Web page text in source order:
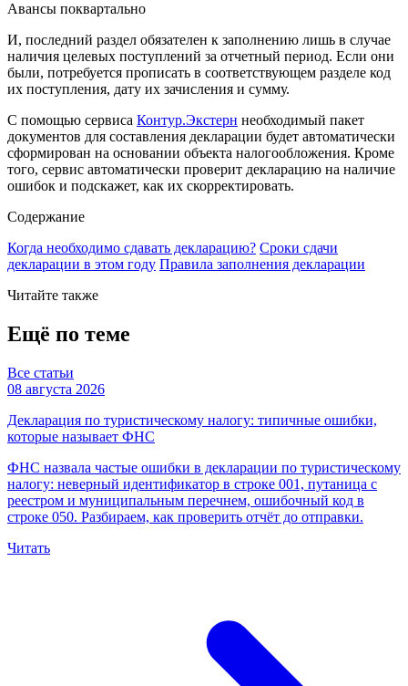
Авансы поквартально
И, последний раздел обязателен к заполнению лишь в случае
наличия целевых поступлений за отчетный период. Если они
были, потребуется прописать в соответствующем разделе код
их поступления, дату их зачисления и сумму.
С помощью сервиса Контур.Экстерн необходимый пакет
документов для составления декларации будет автоматически
сформирован на основании объекта налогообложения. Кроме
того, сервис автоматически проверит декларацию на наличие
ошибок и подскажет, как их скорректировать.
Содержание
Когда необходимо сдавать декларацию? Сроки сдачи
декларации в этом году Правила заполнения декларации
Читайте также
Ещё по теме
Все статьи
08 августа 2026
Декларация по туристическому налогу: типичные ошибки,
которые называет ФНС
ФНС назвала частые ошибки в декларации по туристическому
налогу: неверный идентификатор в строке 001, путаница с
реестром и муниципальным перечнем, ошибочный код в
строке 050. Разбираем, как проверить отчёт до отправки.
Читать